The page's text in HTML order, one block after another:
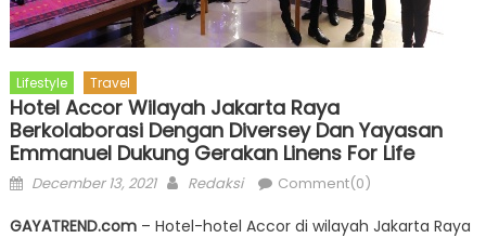
Lifestyle Travel
Hotel Accor Wilayah Jakarta Raya
Berkolaborasi Dengan Diversey Dan Yayasan
Emmanuel Dukung Gerakan Linens For Life
Posted
December 13, 2021 Author
Redaksi Comment(0)
GAYATREND.com– Hotel-hotel Accor di wilayah Jakarta Raya